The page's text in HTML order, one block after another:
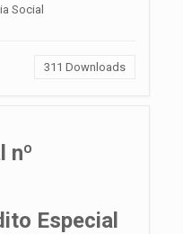
Social
311 Downloads
nº
Especial